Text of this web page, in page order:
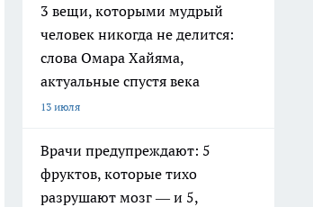
3 вещи, которыми мудрый
человек никогда не делится:
слова Омара Хайяма,
актуальные спустя века
13 июля
Врачи предупреждают: 5
фруктов, которые тихо
разрушают мозг — и 5,